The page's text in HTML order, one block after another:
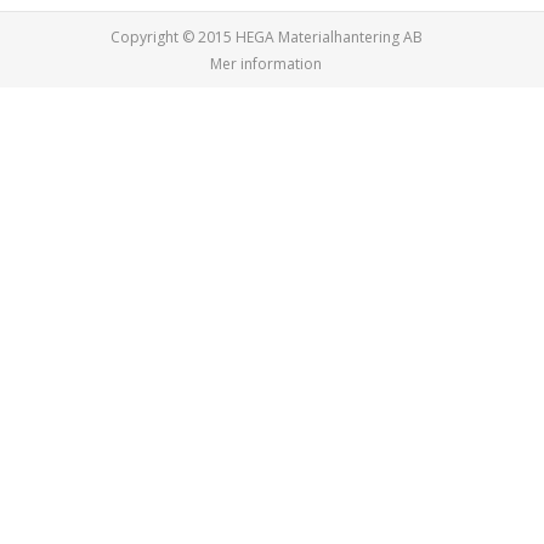
Copyright © 2015 HEGA Materialhantering AB
Mer information